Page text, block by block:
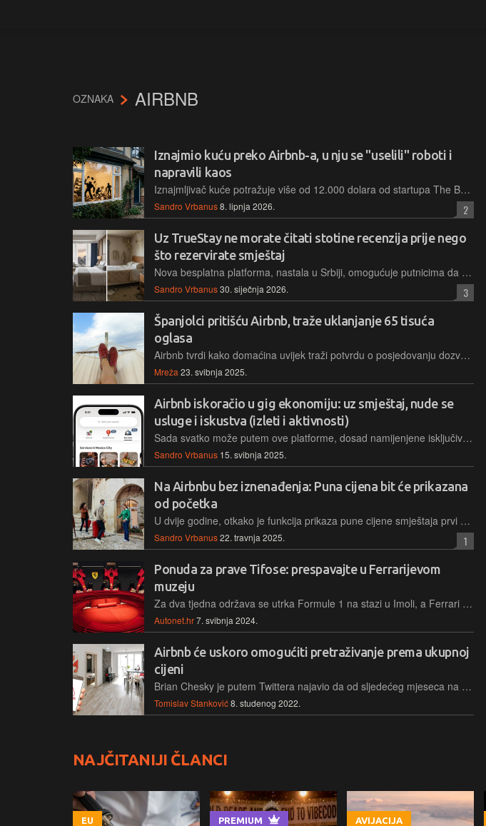
OZNAKA AIRBNB
Iznajmio kuću preko Airbnb-a, u nju se "uselili" roboti i
napravili kaos
Iznajmljivač kuće potražuje više od 12.000 dolara od startupa The Bot Co., tvrdeći da su je unajmili pod lažnim izgovorom i pretvorili ih u improvizirani istraživački laboratorij te napravili veliku štetu
Sandro Vrbanus8. lipnja 2026. 2
Uz TrueStay ne morate čitati stotine recenzija prije nego
što rezervirate smještaj
Nova besplatna platforma, nastala u Srbiji, omogućuje putnicima da uz pomoć naprednih AI modela u nekoliko sekundi dobiju precizan sažetak tisuća recenzija s Bookinga i Airbnba
Sandro Vrbanus30. siječnja 2026. 3
Španjolci pritišću Airbnb, traže uklanjanje 65 tisuća
oglasa
Airbnb tvrdi kako domaćina uvijek traži potvrdu o posjedovanju dozvole za iznajmljivanje svojih smještaja i pridržavanje svih lokalnih pravila.
Mreža 23. svibnja 2025.
Airbnb iskoračio u gig ekonomiju: uz smještaj, nude se
usluge i iskustva (izleti i aktivnosti)
Sada svatko može putem ove platforme, dosad namijenjene isključivo najmu smještaja, ponuditi vlastite usluge i tako doći do klijenata, čak i ako se ne bavi isključivo turizmom
Sandro Vrbanus 15. svibnja 2025.
Na Airbnbu bez iznenađenja: Puna cijena bit će prikazana
od početka
U dvije godine, otkako je funkcija prikaza pune cijene smještaja prvi put testirana i potom postala dostupna kao izbor, koristilo ju je 17 milijuna gostiju, pa će po novome biti postavljena svima
Sandro Vrbanus22. travnja 2025. 1
Ponuda za prave Tifose: prespavajte u Ferrarijevom
muzeju
Za dva tjedna održava se utrka Formule 1 na stazi u Imoli, a Ferrari će omogućiti nezaboravno iskustvo za dvoje sretnih navijača Scuderije – za tu priliku muzej u Maranellu bit će nakratko pretvoren u Airbnb
Autonet.hr7. svibnja 2024.
Airbnb će uskoro omogućiti pretraživanje prema ukupnoj
cijeni
Brian Chesky je putem Twittera najavio da od sljedećeg mjeseca na Airbnb servis stiže transparentno pretraživanje smještajnih jedinica prema ukupnoj cijeni tj. bez skrivenih naknada za npr. čišćenje.
Tomislav Stanković8. studenog 2022.
NAJČITANIJI ČLANCI
EU PREMIUM AVIJACIJA